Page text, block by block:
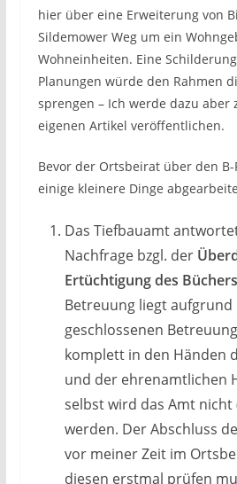
hier über eine Erweiterung von
Sildemower Weg um ein
Wohneinheiten. Eine
Planungen würde den Rahmen
sprengen – Ich werde dazu aber
eigenen Artikel veröffentlichen.
Bevor der Ortsbeirat über den
einige kleinere Dinge
Das Tiefbauamt
Nachfrage bzgl. der
Ertüchtigung des
Betreuung liegt aufgrund
geschlossenen
komplett in den Händen
und der ehrenamtlichen
selbst wird das Amt
werden. Der Abschluss
vor meiner Zeit im
diesen erstmal prüfen